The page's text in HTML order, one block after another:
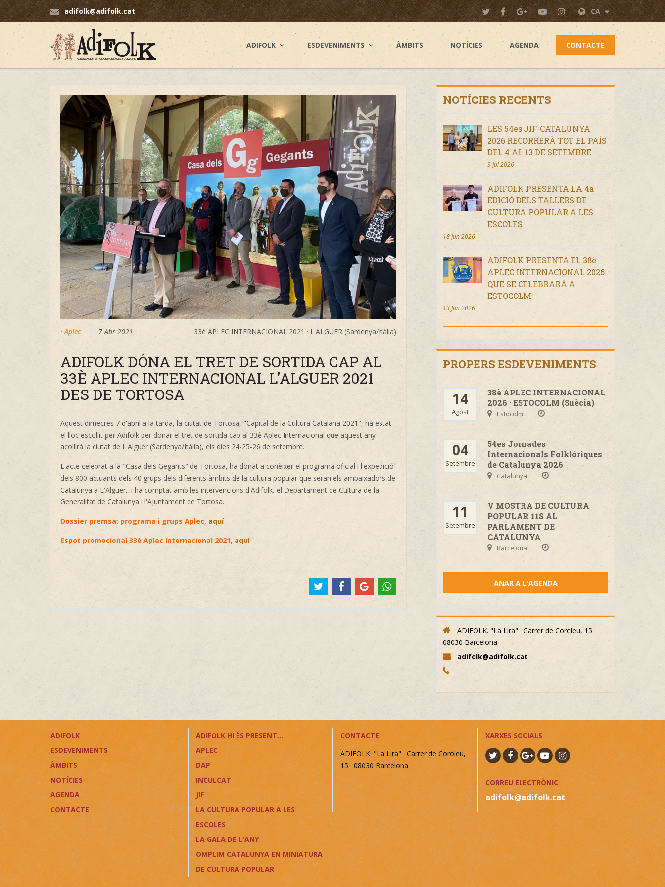
adifolk@adifolk.cat CA
ADIFOLK ESDEVENIMENTS ÀMBITS NOTÍCIES AGENDA CONTACTE
33è APLEC INTERNACIONAL 2021 · L'ALGUER (Sardenya/Itàlia)
· Aplec 7 Abr 2021
ADIFOLK DÓNA EL TRET DE SORTIDA CAP AL
33È APLEC INTERNACIONAL L'ALGUER 2021
DES DE TORTOSA
Aquest dimecres 7 d'abril a la tarda, la ciutat de Tortosa, "Capital de la Cultura Catalana 2021", ha estat
el lloc escollit per Adifolk per donar el tret de sortida cap al 33è Aplec Internacional que aquest any
acollirà la ciutat de L'Alguer (Sardenya/Itàlia), els dies 24-25-26 de setembre.
L'acte celebrat a la "Casa dels Gegants" de Tortosa, ha donat a conèixer el programa oficial i l'expedició
dels 800 actuants dels 40 grups dels diferents àmbits de la cultura popular que seran els ambaixadors de
Catalunya a L'Alguer., i ha comptat amb les intervencions d'Adifolk, el Departament de Cultura de la
Generalitat de Catalunya i l'Ajuntament de Tortosa.
Dossier premsa: programa i grups Aplec, aquí
Espot promocional 33è Aplec Internacional 2021, aquí
NOTÍCIES RECENTS
LES 54es JIF-CATALUNYA
2026 RECORRERÀ TOT EL PAÍS
DEL 4 AL 13 DE SETEMBRE
3 Jul 2026
ADIFOLK PRESENTA LA 4a
EDICIÓ DELS TALLERS DE
CULTURA POPULAR A LES
ESCOLES
18 Jun 2026
ADIFOLK PRESENTA EL 38è
APLEC INTERNACIONAL 2026
QUE SE CELEBRARÀ A
ESTOCOLM
13 Jun 2026
PROPERS ESDEVENIMENTS
14
Agost
38è APLEC INTERNACIONAL
2026 · ESTOCOLM (Suècia)
Estocolm
04
Setembre
54es Jornades
Internacionals Folklòriques
de Catalunya 2026
Catalunya
11
Setembre
V MOSTRA DE CULTURA
POPULAR 11S AL
PARLAMENT DE
CATALUNYA
Barcelona
ANAR A L'AGENDA
ADIFOLK. "La Lira" · Carrer de Coroleu, 15 ·
08030 Barcelona
adifolk@adifolk.cat
ADIFOLK
ESDEVENIMENTS
ÀMBITS
NOTÍCIES
AGENDA
CONTACTE
ADIFOLK HI ÉS PRESENT...
APLEC
DAP
INCULCAT
JIF
LA CULTURA POPULAR A LES
ESCOLES
LA GALA DE L'ANY
OMPLIM CATALUNYA EN MINIATURA
DE CULTURA POPULAR
CONTACTE
ADIFOLK. "La Lira" · Carrer de Coroleu,
15 · 08030 Barcelona
XARXES SOCIALS
CORREU ELECTRÒNIC
adifolk@adifolk.cat